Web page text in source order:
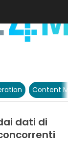
Content
dati di